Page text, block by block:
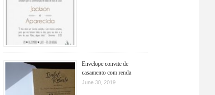
Envelope convite de
casamento com renda
June 30, 2019